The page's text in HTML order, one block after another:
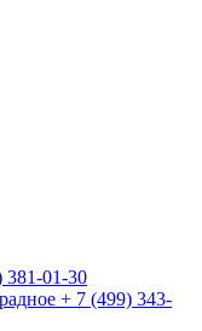
381-01-30
+ 7 (499) 343-